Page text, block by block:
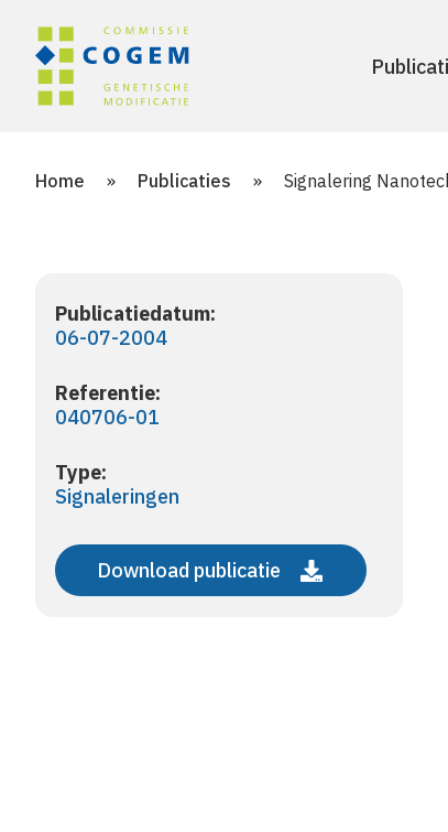
Home » Publicaties » Signalering
Publicatiedatum:
06-07-2004
Referentie:
040706-01
Type:
Signaleringen
Download publicatie